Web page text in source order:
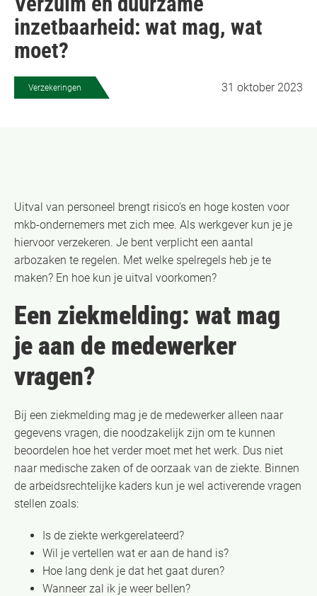
inzetbaarheid: wat mag, wat
moet?
Verzekeringen 31 oktober 2023
Uitval van personeel brengt risico’s en hoge kosten voor
mkb-ondernemers met zich mee. Als werkgever kun je je
hiervoor verzekeren. Je bent verplicht een aantal
arbozaken te regelen. Met welke spelregels heb je te
maken? En hoe kun je uitval voorkomen?
Een ziekmelding: wat mag
je aan de medewerker
vragen?
Bij een ziekmelding mag je de medewerker alleen naar
gegevens vragen, die noodzakelijk zijn om te kunnen
beoordelen hoe het verder moet met het werk. Dus niet
naar medische zaken of de oorzaak van de ziekte. Binnen
de arbeidsrechtelijke kaders kun je wel activerende vragen
stellen zoals:
Is de ziekte werkgerelateerd?
Wil je vertellen wat er aan de hand is?
Hoe lang denk je dat het gaat duren?
Wanneer zal ik je weer bellen?